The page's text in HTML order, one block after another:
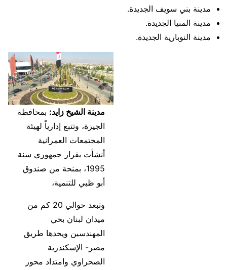
مدينة بني سويف الجديدة.
مدينة المنيا الجديدة.
مدينة النوبارية الجديدة.
مدينة الشيخ زايد: بمحافظة
الجيزة، وتتبع إدارياً لهيئة
المجتمعات العمرانية
أنشأت بقرار جمهوري سنة
1995، بمنحة من صندوق
أبو ظبي للتنمية،
وتبعد حوالي 20 كم من
ميدان لبنان بحي
المهندسين ويحدها طريق
مصر- الإسكندرية
الصحراوي وامتداد محور